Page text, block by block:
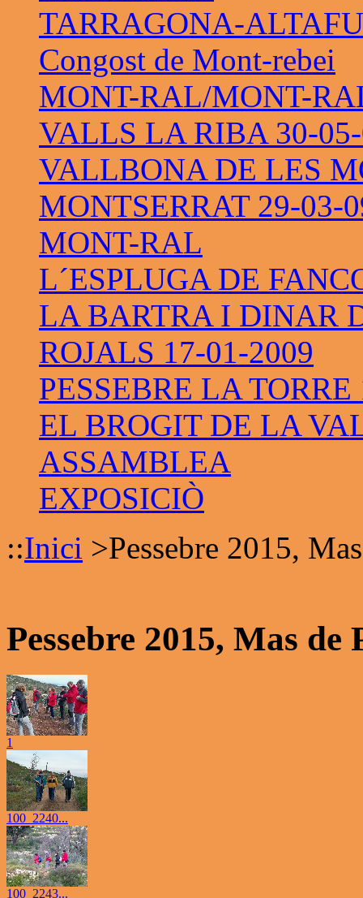
TARRAGONA-
Congost de Mont-rebei
MONT-RAL/MONT-
VALLS LA RIBA 30-
VALLBONA DE LES
MONTSERRAT 29-03-
MONT-RAL
L´ESPLUGA DE
LA BARTRA I DINAR
ROJALS 17-01-2009
PESSEBRE LA TORRE
EL BROGIT DE LA
ASSAMBLEA
EXPOSICIÒ
::Inici >Pessebre 2015,
Pessebre 2015, Mas de
1
100_2240...
100_2243...